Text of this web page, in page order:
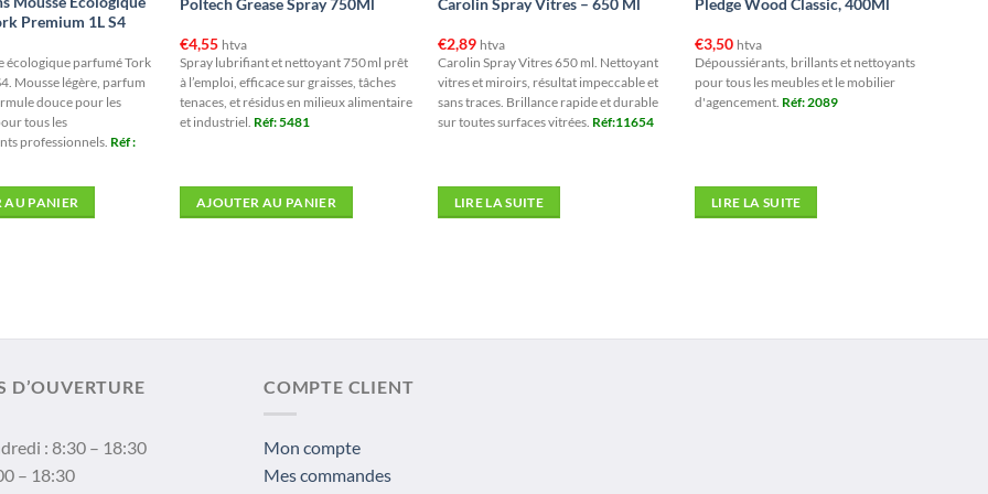
Premium 1L S4
écologique parfumé Tork
Mousse légère, parfum
douce pour les
tous les
professionnels. Réf :
AU PANIER
Poltech Grease Spray 750Ml
€4,55 htva
Spray lubrifiant et nettoyant 750 ml prêt
à l’emploi, efficace sur graisses, tâches
tenaces, et résidus en milieux alimentaire
et industriel. Réf: 5481
AJOUTER AU PANIER
Carolin Spray Vitres – 650 Ml
€2,89 htva
Carolin Spray Vitres 650 ml. Nettoyant
vitres et miroirs, résultat impeccable et
sans traces. Brillance rapide et durable
sur toutes surfaces vitrées. Réf:11654
LIRE LA SUITE
Pledge Wood Classic, 400Ml
€3,50 htva
Dépoussiérants, brillants et nettoyants
pour tous les meubles et le mobilier
d'agencement. Réf: 2089
LIRE LA SUITE
D’OUVERTURE
: 8:30 – 18:30
– 18:30
COMPTE CLIENT
Mon compte
Mes commandes